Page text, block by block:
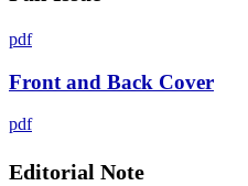
pdf
Front and Back Cover
pdf
Editorial Note